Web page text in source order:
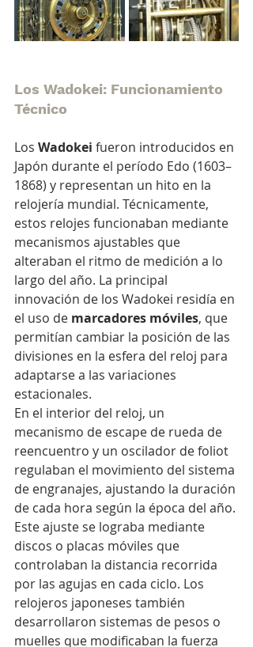
Los Wadokei: Funcionamiento
Técnico
Los Wadokei fueron introducidos en
Japón durante el período Edo (1603–
1868) y representan un hito en la
relojería mundial. Técnicamente,
estos relojes funcionaban mediante
mecanismos ajustables que
alteraban el ritmo de medición a lo
largo del año. La principal
innovación de los Wadokei residía en
el uso de marcadores móviles, que
permitían cambiar la posición de las
divisiones en la esfera del reloj para
adaptarse a las variaciones
estacionales.
En el interior del reloj, un
mecanismo de escape de rueda de
reencuentro y un oscilador de foliot
regulaban el movimiento del sistema
de engranajes, ajustando la duración
de cada hora según la época del año.
Este ajuste se lograba mediante
discos o placas móviles que
controlaban la distancia recorrida
por las agujas en cada ciclo. Los
relojeros japoneses también
desarrollaron sistemas de pesos o
muelles que modificaban la fuerza